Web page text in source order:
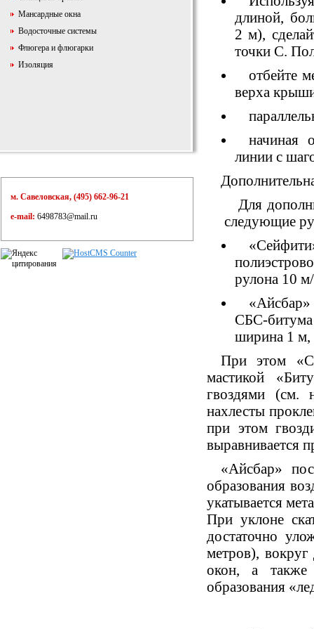
длиной,
2 м),
точки С.
отбейте
верха
начиная
линии с
Для
следующие
«
рулона 10
«
СБС-
ширина 1 м,
При этом
«
мастикой
«
гвоздями
(см.
нахлесты
при этом
выравнивается
«Айсбар»
образования
укатывается
При уклоне
достаточно
метров),
окон, а также
образования «
Мансардные окна
Водосточные системы
Флюгера и флюгарки
Изоляция
м. Савеловская, (495) 662-96-21
e-mail: 6498783@mail.ru